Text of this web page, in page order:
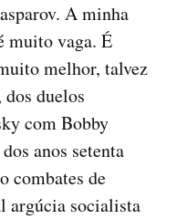
A minha
muito vaga. É
melhor, talvez
dos duelos
com Bobby
anos setenta
combates de
argúcia socialista